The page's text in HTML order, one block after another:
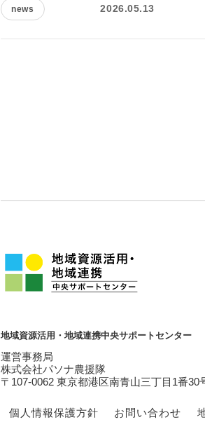
news 2026.05.13
地域資源活用・地域連携中央サポートセンター
運営事務局
株式会社パソナ農援隊
〒107-0062 東京都港区南青山三丁目1番30
個人情報保護方針 お問い合わせ